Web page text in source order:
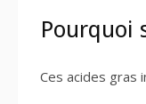
Pourquoi
Ces acides gras